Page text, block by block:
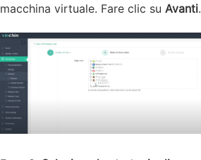
macchina virtuale. Fare clic su Avanti.